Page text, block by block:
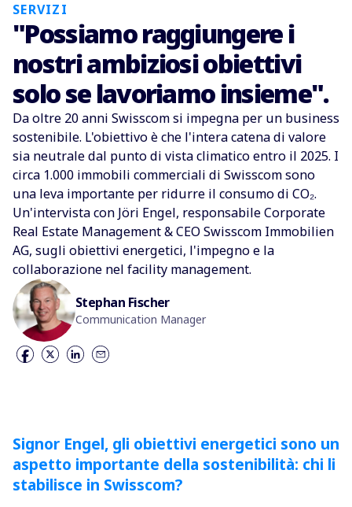
SERVIZI
"Possiamo raggiungere i
nostri ambiziosi obiettivi
solo se lavoriamo insieme".
Da oltre 20 anni Swisscom si impegna per un business
sostenibile. L'obiettivo è che l'intera catena di valore
sia neutrale dal punto di vista climatico entro il 2025. I
circa 1.000 immobili commerciali di Swisscom sono
una leva importante per ridurre il consumo di CO₂.
Un'intervista con Jöri Engel, responsabile Corporate
Real Estate Management & CEO Swisscom Immobilien
AG, sugli obiettivi energetici, l'impegno e la
collaborazione nel facility management.
Stephan Fischer
Communication Manager
Signor Engel, gli obiettivi energetici sono un
aspetto importante della sostenibilità: chi li
stabilisce in Swisscom?